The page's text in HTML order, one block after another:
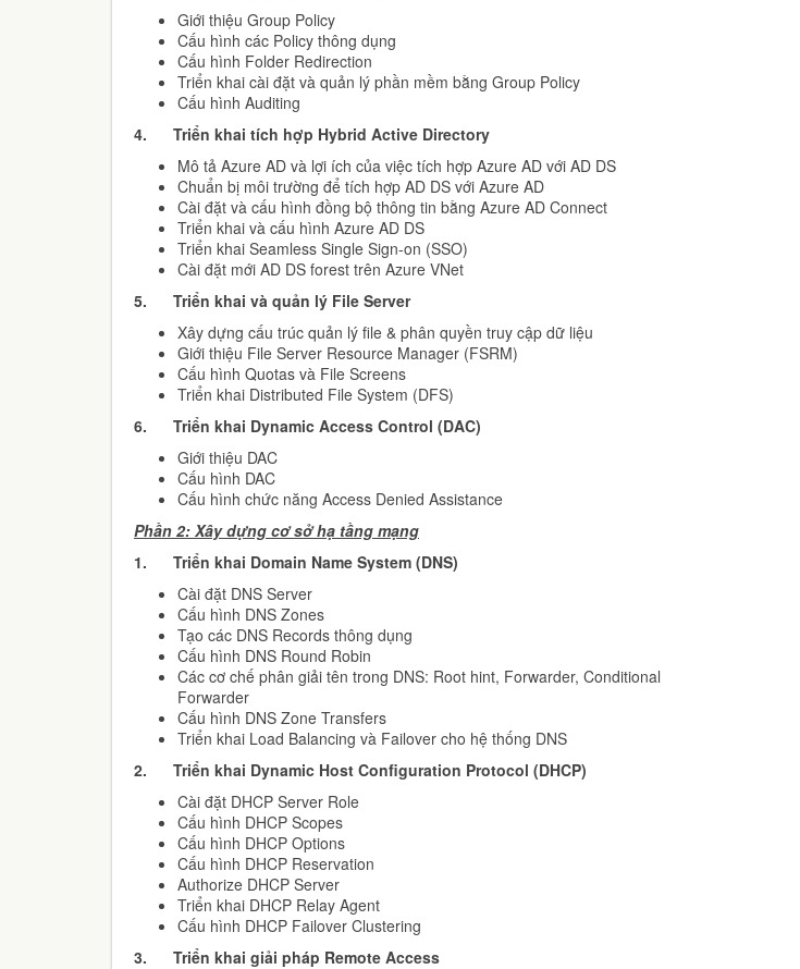
Giới thiệu Group Policy
Cấu hình các Policy thông dụng
Cấu hình Folder Redirection
Triển khai cài đặt và quản lý phần mềm bằng Group Policy
Cấu hình Auditing
4. Triển khai tích hợp Hybrid Active Directory
Mô tả Azure AD và lợi ích của việc tích hợp Azure AD với AD DS
Chuẩn bị môi trường để tích hợp AD DS với Azure AD
Cài đặt và cấu hình đồng bộ thông tin bằng Azure AD Connect
Triển khai và cấu hình Azure AD DS
Triển khai Seamless Single Sign-on (SSO)
Cài đặt mới AD DS forest trên Azure VNet
5. Triển khai và quản lý File Server
Xây dựng cấu trúc quản lý file & phân quyền truy cập dữ liệu
Giới thiệu File Server Resource Manager (FSRM)
Cấu hình Quotas và File Screens
Triển khai Distributed File System (DFS)
6. Triển khai Dynamic Access Control (DAC)
Giới thiệu DAC
Cấu hình DAC
Cấu hình chức năng Access Denied Assistance
Phần 2: Xây dựng cơ sở hạ tầng mạng
1. Triển khai Domain Name System (DNS)
Cài đặt DNS Server
Cấu hình DNS Zones
Tạo các DNS Records thông dụng
Cấu hình DNS Round Robin
Các cơ chế phân giải tên trong DNS: Root hint, Forwarder, Conditional
Forwarder
Cấu hình DNS Zone Transfers
Triển khai Load Balancing và Failover cho hệ thống DNS
2. Triển khai Dynamic Host Configuration Protocol (DHCP)
Cài đặt DHCP Server Role
Cấu hình DHCP Scopes
Cấu hình DHCP Options
Cấu hình DHCP Reservation
Authorize DHCP Server
Triển khai DHCP Relay Agent
Cấu hình DHCP Failover Clustering
3. Triển khai giải pháp Remote Access